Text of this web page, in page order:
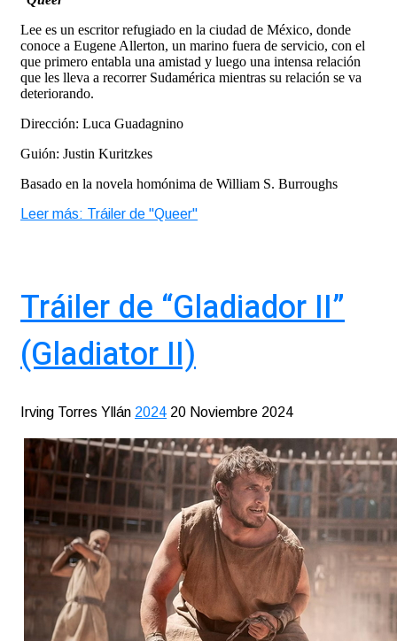
Lee es un escritor refugiado en la ciudad de México, donde
conoce a Eugene Allerton, un marino fuera de servicio, con el
que primero entabla una amistad y luego una intensa relación
que les lleva a recorrer Sudamérica mientras su relación se va
deteriorando.
Dirección: Luca Guadagnino
Guión: Justin Kuritzkes
Basado en la novela homónima de William S. Burroughs
Leer más: Tráiler de "Queer"
Tráiler de “Gladiador II”
(Gladiator II)
Irving Torres Yllán 2024 20 Noviembre 2024